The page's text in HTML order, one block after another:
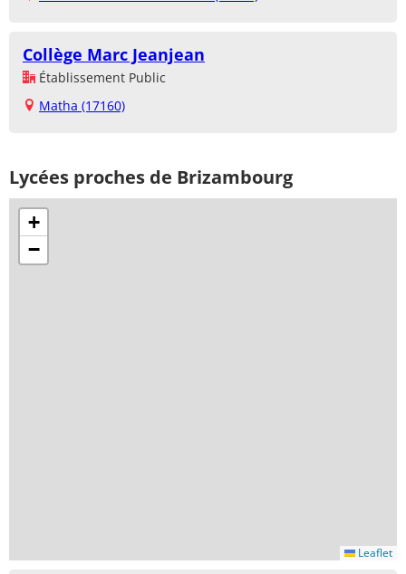
Collège Marc Jeanjean
Établissement Public
Matha (17160)
Lycées proches de Brizambourg
+
−
Leaflet